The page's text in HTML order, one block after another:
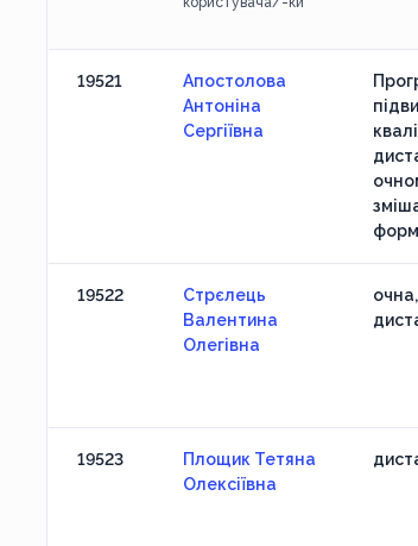
19521
Апостолова
Антоніна
Сергіївна
19522
Стрєлець
Валентина
Олегівна
очна,
19523
Площик Тетяна
Олексіївна